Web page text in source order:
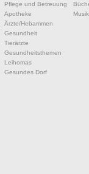
Pflege und Betreuung
Apotheke
Ärzte/Hebammen
Gesundheit
Tierärzte
Gesundheitsthemen
Leihomas
Gesundes Dorf